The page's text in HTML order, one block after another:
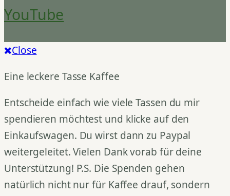
YouTube
Close
Eine leckere Tasse Kaffee
Entscheide einfach wie viele Tassen du mir
spendieren möchtest und klicke auf den
Einkaufswagen. Du wirst dann zu Paypal
weitergeleitet. Vielen Dank vorab für deine
Unterstützung! P.S. Die Spenden gehen
natürlich nicht nur für Kaffee drauf, sondern